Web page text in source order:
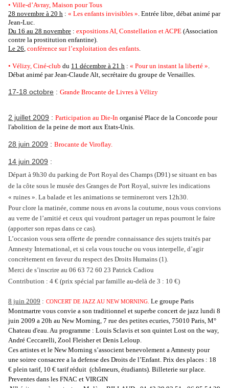
• Ville-d’Avray, Maison pour Tous
28 novembre à 20 h : « Les enfants invisibles » . Entrée libre, débat animé par
Jean-Luc.
Du 16 au 28 novembre : expositions AI, Constellation et ACPE (Association
contre la prostitution enfantine).
Le 26 conférence sur l’exploitation des enfants
• Vélizy, Ciné-club du 11 décembre à 21 h : « Pour un instant la liberté »
Débat animé par Jean-Claude Alt, secrétaire du groupe de Versailles.
17-18 octobre : Grande Brocante de Livres à Vélizy
2 juillet 2009 : Participation au Die-In organisé Place de la Concorde pour
l'abolition de la peine de mort aux Etats-Unis.
28 juin 2009 : Brocante de Viroflay.
14 juin 2009 :
Départ à 9h30 du parking de Port Royal des Champs (D91) se situant en bas
de la côte sous le musée des Granges de Port Royal, suivre les indications
« ruines ». La balade et les animations se termineront vers 12h30.
Pour clore la matinée, comme nous en avons la coutume, nous vous convions
au verre de l’amitié et ceux qui voudront partager un repas pourront le faire
(apporter son repas dans ce cas).
L’occasion vous sera offerte de prendre connaissance des sujets traités par
Amnesty International, et si cela vous touche ou vous interpelle, d’agir
concrètement en faveur du respect des Droits Humains (1).
Merci de s’inscrire au 06 63 72 60 23 Patrick Cadiou
Contribution : 4 € (prix spécial par famille au-delà de 3 : 10 €)
8 juin 2009 : CONCERT DE JAZZ AU NEW MORNING. Le groupe Paris
Montmartre vous convie a son traditionnel et superbe concert de jazz lundi 8
juin 2009 a 20h au New Morning, 7 rue des petites ecuries, 75010 Paris, M°
Chateau d'eau. Au programme : Louis Sclavis et son quintet Lost on the way,
André Ceccarelli, Zool Fleisher et Denis Leloup.
Ces artistes et le New Morning s’associent benevolement a Amnesty pour
une soiree consacree a la defense des Droits de l’Enfant. Prix des places : 18
€ plein tarif, 10 € tarif réduit (chômeurs, étudiants). Billeterie sur place.
Preventes dans les FNAC et VIRGIN